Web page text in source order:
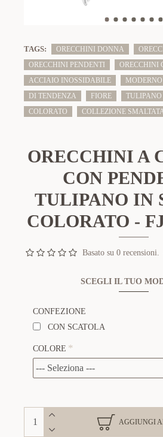
TAGS: ORECCHINI DONNA
ORECCHINI PENDENTI
ORECCHINI
ACCIAIO INOSSIDABILE
MODERNO
DI TENDENZA
FIORE TULIPANO
COLORATO
COLLEZIONE
ORECCHINI A
CON
TULIPANO IN
COLORATO -
Basato su 0 recensioni.
SCEGLI IL TUO
CONFEZIONE
CON SCATOLA
COLORE
AGGIUNGI